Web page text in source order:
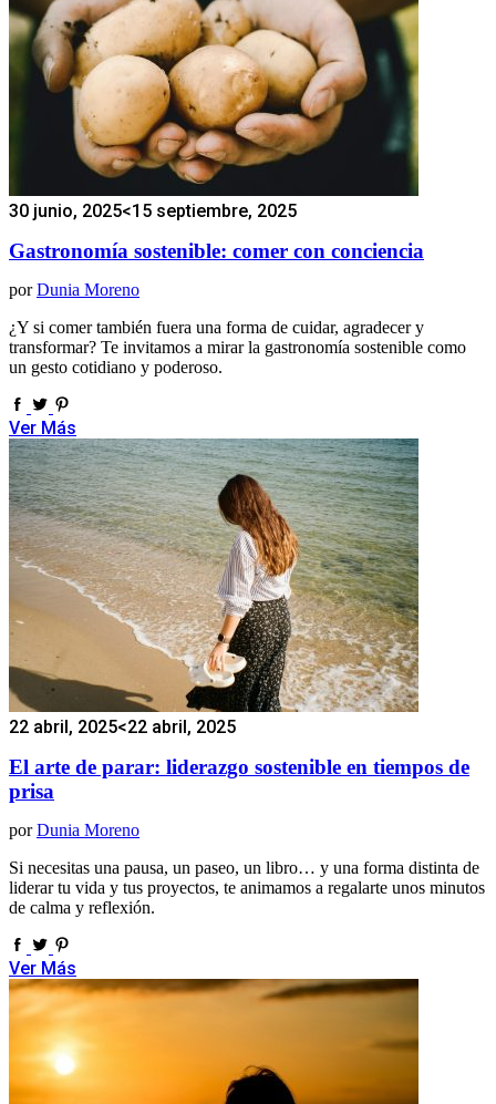
30 junio, 2025<15 septiembre, 2025
Gastronomía sostenible: comer con conciencia
por Dunia Moreno
¿Y si comer también fuera una forma de cuidar, agradecer y
transformar? Te invitamos a mirar la gastronomía sostenible como
un gesto cotidiano y poderoso.
Ver Más
22 abril, 2025<22 abril, 2025
El arte de parar: liderazgo sostenible en tiempos de
prisa
por Dunia Moreno
Si necesitas una pausa, un paseo, un libro… y una forma distinta de
liderar tu vida y tus proyectos, te animamos a regalarte unos minutos
de calma y reflexión.
Ver Más